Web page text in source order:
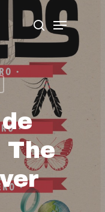
The